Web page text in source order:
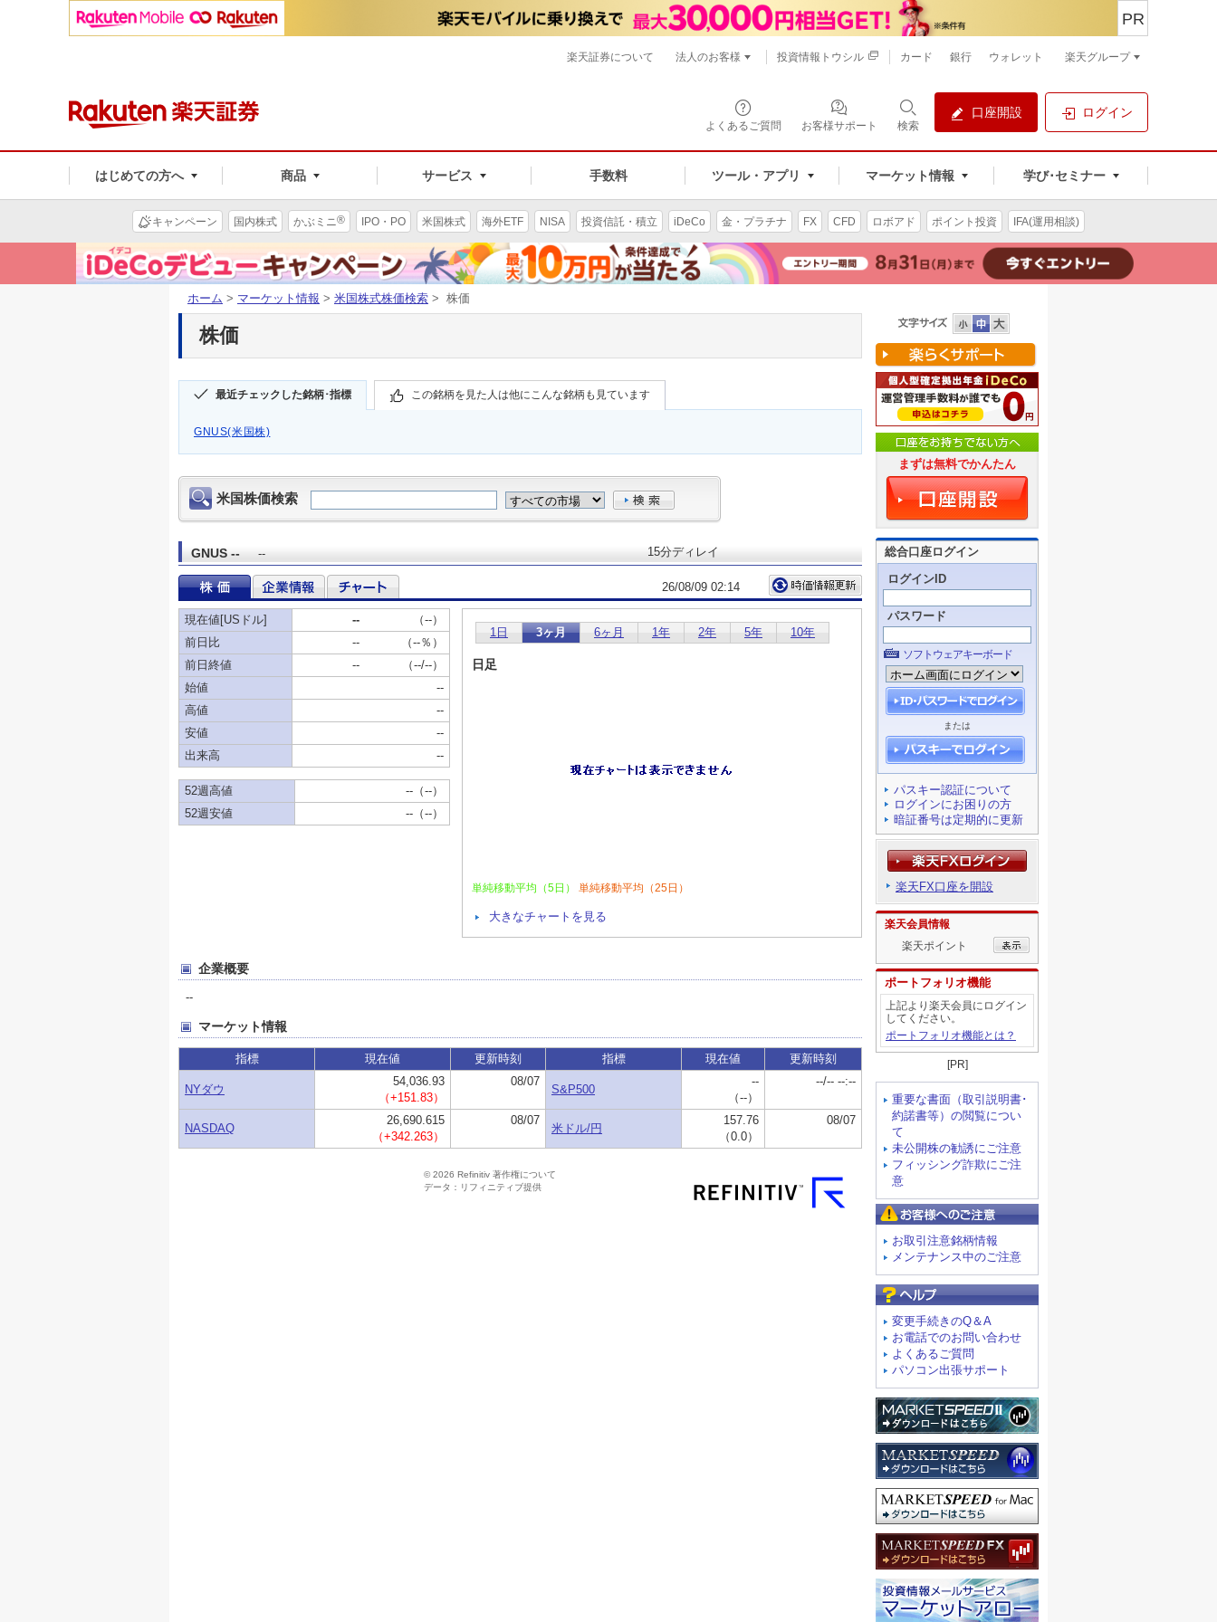
よくあるご質問 お客様サポート 検索
口座開設 ログイン
はじめての方へ 商品 サービス 手数料 ツール・アプリ マーケット情報 学び･セミナー
PR
楽天証券について 法人のお客様 投資情報トウシル カード 銀行 ウォレット 楽天グループ
キャンペーン 国内株式 かぶミニ® IPO・PO 米国株式 海外ETF NISA 投資信託・積立 iDeCo 金・プラチナ FX CFD ロボアド ポイント投資 IFA(運用相談)
ホーム > マーケット情報 > 米国株式株価検索 > 株価
株価
最近チェックした銘柄･指標 この銘柄を見た人は他にこんな銘柄も見ています
GNUS(米国株)
まずは無料でかんたん
総合口座ログイン
ログインID
パスワード
ソフトウェアキーボード
または
パスキー認証について
ログインにお困りの方
暗証番号は定期的に更新
楽天FX口座を開設
楽天会員情報
楽天ポイント
ポートフォリオ機能
上記より楽天会員にログイン
してください。
ポートフォリオ機能とは？
[PR]
重要な書面（取引説明書･
約諾書等）の閲覧につい
て
未公開株の勧誘にご注意
フィッシング詐欺にご注
意
お取引注意銘柄情報
メンテナンス中のご注意
変更手続きのQ＆A
お電話でのお問い合わせ
よくあるご質問
パソコン出張サポート